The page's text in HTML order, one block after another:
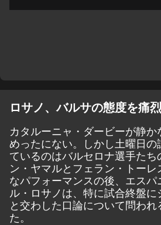
ロサノ、バルサの態度を痛
カタルーニャ・ダービーが静
めったにない。しかし土曜日
ているのはバルセロナ選手たち
ン・ヤマルとフェラン・トー
なパフォーマンスの後、エス
ル・ロサノは、特に試合終盤
と交わした口論について問わ
た。